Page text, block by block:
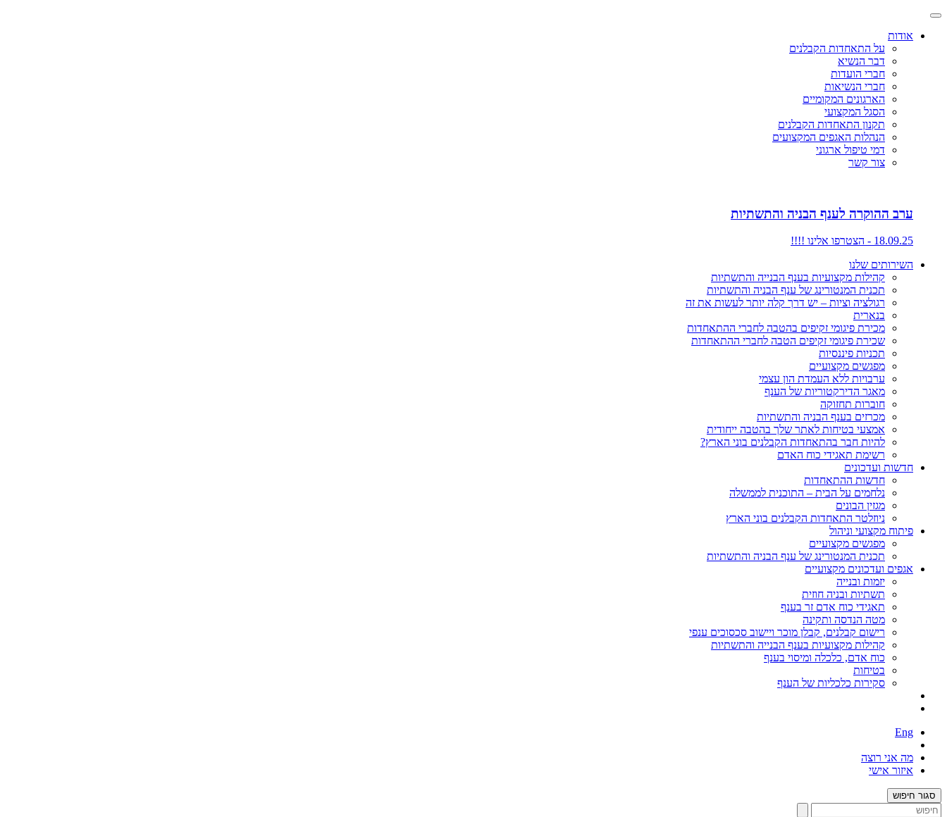
אודות
על התאחדות הקבלנים
דבר הנשיא
חברי הועדות
חברי הנשיאות
הארגונים המקומיים
הסגל המקצועי
תקנון התאחדות הקבלנים
הנהלות האגפים המקצועים
דמי טיפול ארגוני
צור קשר
ערב ההוקרה לענף הבניה והתשתיות
18.09.25 - הצטרפו אלינו !!!!
השירותים שלנו
קהילות מקצועיות בענף הבנייה והתשתיות
תכנית המנטורינג של ענף הבניה והתשתיות
רגולציה וציות – יש דרך קלה יותר לעשות את זה
בנארית
מכירת פיגומי זקיפים בהטבה לחברי ההתאחדות
שכירת פיגומי זקיפים הטבה לחברי ההתאחדות
תכניות פיננסיות
מפגשים מקצועיים
ערבויות ללא העמדת הון עצמי
מאגר הדירקטוריות של הענף
חוברות תחזוקה
מכרזים בענף הבניה והתשתיות
אמצעי בטיחות לאתר שלך בהטבה ייחודית
להיות חבר בהתאחדות הקבלנים בוני הארץ?
רשימת תאגידי כוח האדם
חדשות ועדכונים
חדשות ההתאחדות
נלחמים על הבית – התוכנית לממשלה
מגזין הבונים
ניוזלטר התאחדות הקבלנים בוני הארץ
פיתוח מקצועי וניהול
מפגשים מקצועיים
תכנית המנטורינג של ענף הבניה והתשתיות
אגפים ועדכונים מקצועיים
יזמות ובנייה
תשתיות ובניה חוזית
תאגידי כוח אדם זר בענף
מטה הנדסה ותקינה
רישום קבלנים, קבלן מוכר ויישוב סכסוכים ענפי
קהילות מקצועיות בענף הבנייה והתשתיות
כוח אדם, כלכלה ומיסוי בענף
בטיחות
סקירות כלכליות של הענף
Eng
מה אני רוצה
איזור אישי
סגור חיפוש